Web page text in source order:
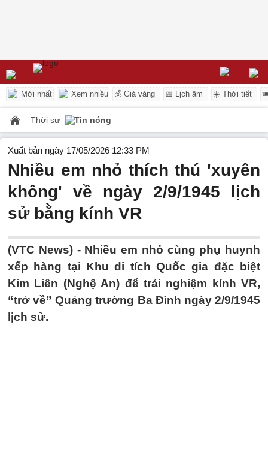
Mới nhất Xem nhiều 💰 Giá vàng 📅 Lịch âm ☀️ Thời tiết
Thời sự Tin nóng
Xuất bản ngày 17/05/2026 12:33 PM
Nhiều em nhỏ thích thú 'xuyên
không' về ngày 2/9/1945 lịch
sử bằng kính VR
(VTC News) - Nhiều em nhỏ cùng phụ huynh
xếp hàng tại Khu di tích Quốc gia đặc biệt
Kim Liên (Nghệ An) để trải nghiệm kính VR,
“trở về” Quảng trường Ba Đình ngày 2/9/1945
lịch sử.